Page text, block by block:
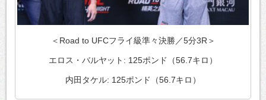
＜Road to UFCフライ級準々決勝／5分3R＞
エロス・バルヤット: 125ポンド（56.7キロ）
内田タケル: 125ポンド（56.7キロ）